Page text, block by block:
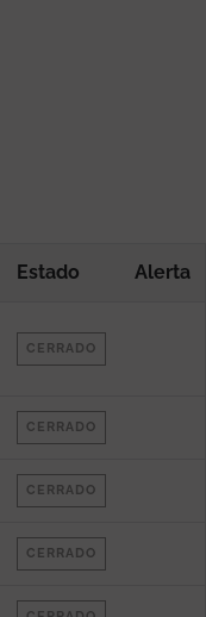
Estado Alerta
CERRADO
CERRADO
CERRADO
CERRADO